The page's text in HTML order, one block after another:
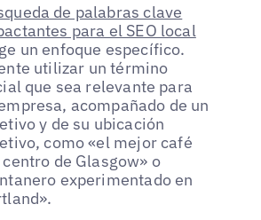
de palabras clave
para el SEO local
un enfoque específico.
utilizar un término
que sea relevante para
acompañado de un
y de su ubicación
como «el mejor café
de Glasgow» o
experimentado en